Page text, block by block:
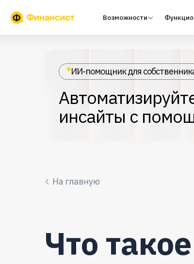
Функционал
Возможности
ИИ-помощник для
инсайты с
Что такое